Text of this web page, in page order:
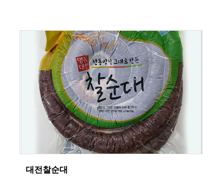
대전찰순대